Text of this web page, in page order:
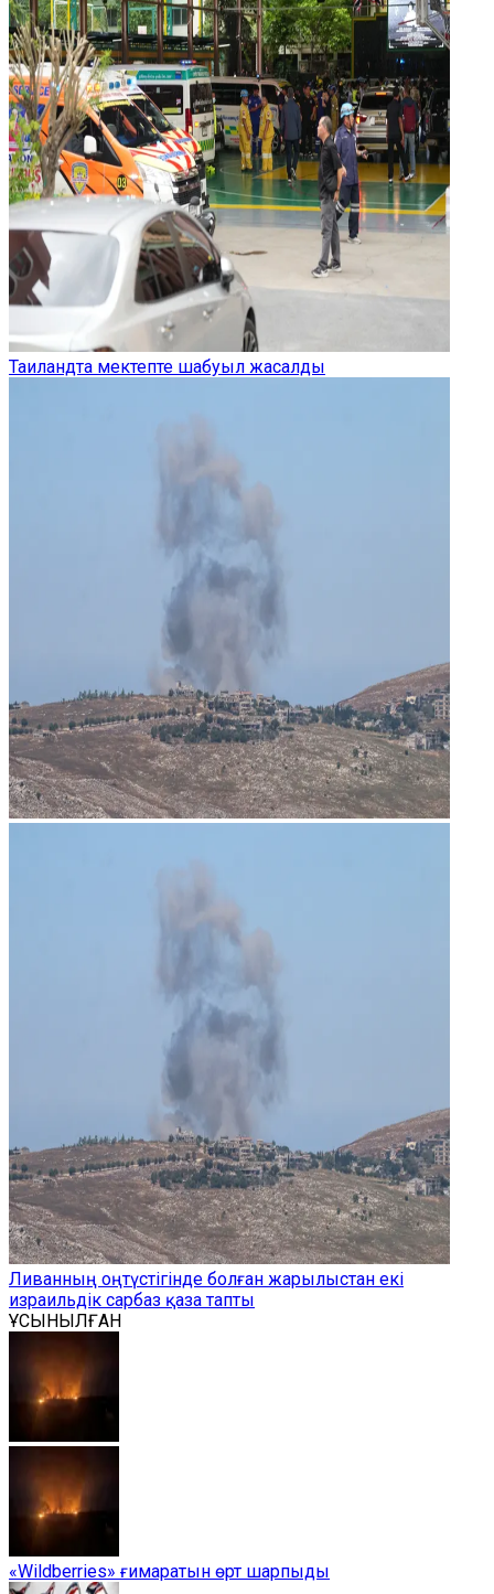
Таиландта мектепте шабуыл жасалды
Ливанның оңтүстігінде болған жарылыстан екі
израильдік сарбаз қаза тапты
ҰСЫНЫЛҒАН
«Wildberries» ғимаратын өрт шарпыды